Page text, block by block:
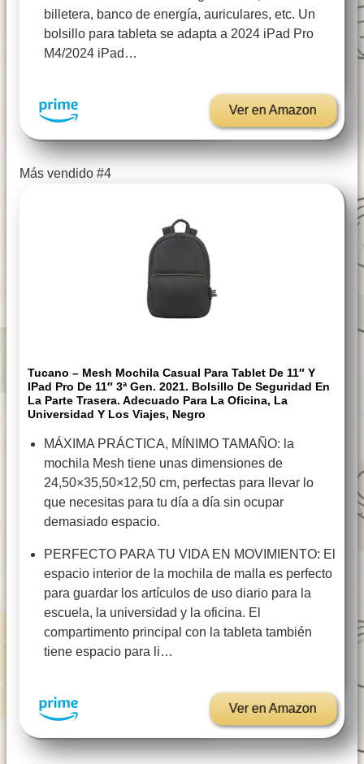
billetera, banco de energía, auriculares, etc. Un
bolsillo para tableta se adapta a 2024 iPad Pro
M4/2024 iPad…
Ver en Amazon
Más vendido #4
Tucano – Mesh Mochila Casual Para Tablet De 11″ Y
IPad Pro De 11″ 3ª Gen. 2021. Bolsillo De Seguridad En
La Parte Trasera. Adecuado Para La Oficina, La
Universidad Y Los Viajes, Negro
MÁXIMA PRÁCTICA, MÍNIMO TAMAÑO: la
mochila Mesh tiene unas dimensiones de
24,50×35,50×12,50 cm, perfectas para llevar lo
que necesitas para tu día a día sin ocupar
demasiado espacio.
PERFECTO PARA TU VIDA EN MOVIMIENTO: El
espacio interior de la mochila de malla es perfecto
para guardar los artículos de uso diario para la
escuela, la universidad y la oficina. El
compartimento principal con la tableta también
tiene espacio para li…
Ver en Amazon